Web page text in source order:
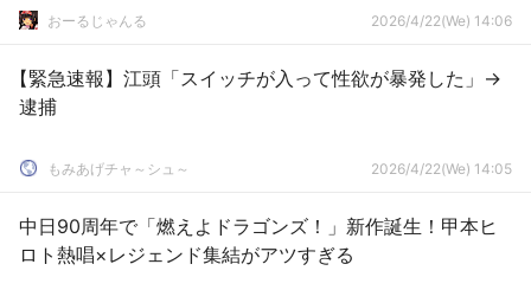
おーるじゃんる 2026/4/22(We) 14:06
【緊急速報】江頭「スイッチが入って性欲が暴発した」→
逮捕
もみあげチャ～シュ～ 2026/4/22(We) 14:05
中日90周年で「燃えよドラゴンズ！」新作誕生！甲本ヒ
ロト熱唱×レジェンド集結がアツすぎる